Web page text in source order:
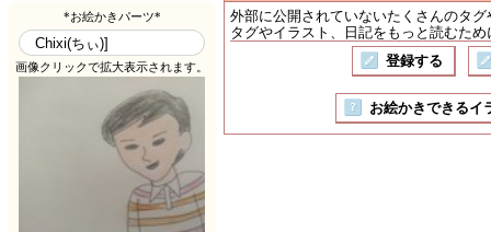
外部に公開されていないたくさんのタ
タグやイラスト、日記をもっと読むた
登録する
お絵かきできるイ